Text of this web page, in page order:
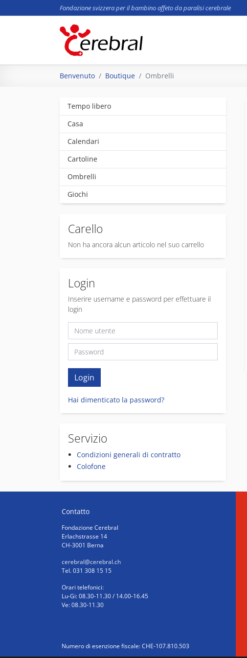
Fondazione svizzera per il bambino affeto da paralisi cerebrale
Benvenuto Boutique Ombrelli
Tempo libero
Casa
Calendari
Cartoline
Ombrelli
Giochi
Carello
Non ha ancora alcun articolo nel suo carrello
Login
Inserire username e password per effettuare il
login
Hai dimenticato la password?
Servizio
Condizioni generali di contratto
Colofone
Contatto
Fondazione Cerebral
Erlachstrasse 14
CH-3001 Berna
cerebral@cerebral.ch
Tel. 031 308 15 15
Orari telefonici:
Lu-Gi: 08.30-11.30 / 14.00-16.45
Ve: 08.30-11.30
Numero di esenzione fiscale: CHE-107.810.503